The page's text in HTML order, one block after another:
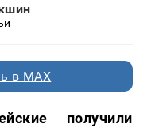
в MAX
получили